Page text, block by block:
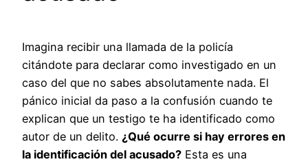
Imagina recibir una llamada de la policía
citándote para declarar como investigado en un
caso del que no sabes absolutamente nada. El
pánico inicial da paso a la confusión cuando te
explican que un testigo te ha identificado como
autor de un delito. ¿Qué ocurre si hay errores en
la identificación del acusado? Esta es una